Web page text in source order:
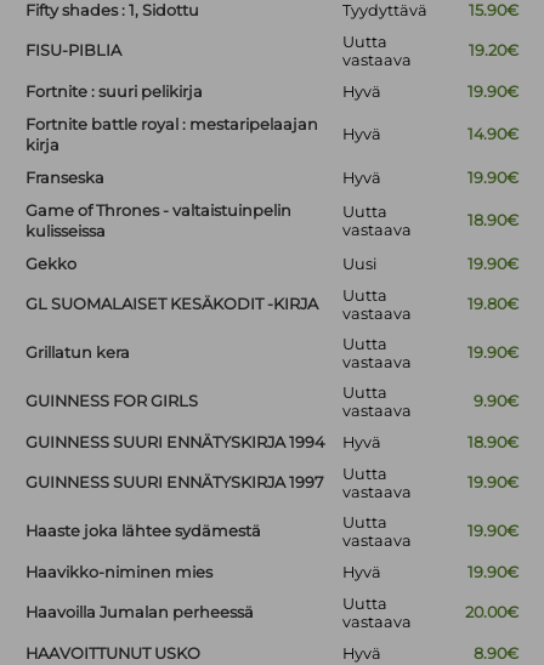
Fifty shades : 1, Sidottu Tyydyttävä 15.90€
FISU-PIBLIA
Uutta
vastaava
19.20€
Fortnite : suuri pelikirja Hyvä
19.90€
Fortnite battle royal : mestaripelaajan
kirja
Hyvä 14.90€
Franseska Hyvä
19.90€
Game of Thrones - valtaistuinpelin
kulisseissa
Uutta
vastaava
18.90€
Gekko Uusi 19.90€
GL SUOMALAISET KESÄKODIT -KIRJA
Uutta
vastaava
19.80€
Grillatun kera
Uutta
vastaava
19.90€
GUINNESS FOR GIRLS
Uutta
vastaava
9.90€
GUINNESS SUURI ENNÄTYSKIRJA 1994 Hyvä 18.90€
GUINNESS SUURI ENNÄTYSKIRJA 1997
Uutta
vastaava
19.90€
Haaste joka lähtee sydämestä
Uutta
vastaava
19.90€
Haavikko-niminen mies Hyvä 19.90€
Haavoilla Jumalan perheessä
Uutta
vastaava
20.00€
HAAVOITTUNUT USKO Hyvä 8.90€